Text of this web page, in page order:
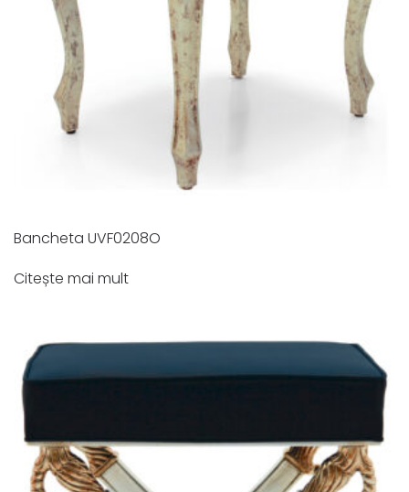
Bancheta UVF0208O
Citește mai mult